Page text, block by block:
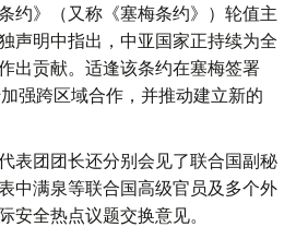
约》（又称《塞梅条约》）轮值主
声明中指出，中亚国家正持续为全
出贡献。适逢该条约在塞梅签署
强跨区域合作，并推动建立新的
表团团长还分别会见了联合国副秘
中满泉等联合国高级官员及多个外
安全热点议题交换意见。